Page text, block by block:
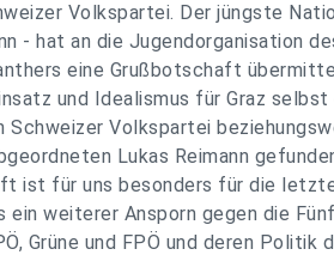
Volkspartei. Der jüngste
- hat an die Jugendorganisation
eine Grußbotschaft
und Idealismus für Graz selbst
Schweizer Volkspartei
Lukas Reimann
ist für uns besonders für die
ein weiterer Ansporn gegen die
Grüne und FPÖ und deren Politik